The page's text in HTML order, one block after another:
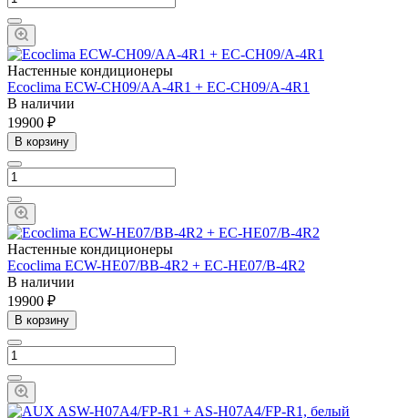
Настенные кондиционеры
Ecoclima ECW-СH09/AA-4R1 + EC-CH09/A-4R1
В наличии
19900 ₽
В корзину
Настенные кондиционеры
Ecoclima ECW-HE07/BB-4R2 + EC-HE07/B-4R2
В наличии
19900 ₽
В корзину